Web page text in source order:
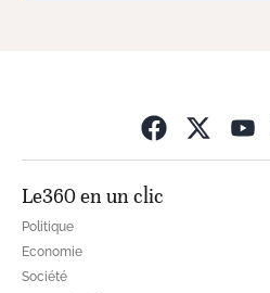
Le360 en un clic
Politique
Economie
Société